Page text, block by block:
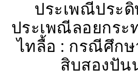
ประเพณีประ
ประเพณีลอยกระ
ไทลื้อ : กรณีศึกษ
สิบสองปัน